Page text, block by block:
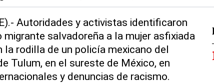
Autoridades y activistas identificaron
salvadoreña a la mujer asfixiada
la rodilla de un policía mexicano del
Tulum, en el sureste de México, en
y denuncias de racismo.